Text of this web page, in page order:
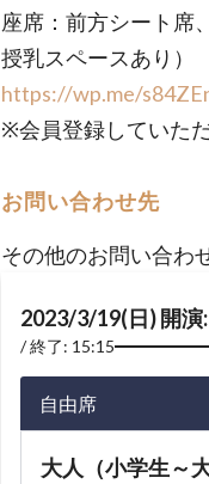
座席：前方シート席
授乳スペースあり）
https://wp.me/
※会員登録していた
お問い合わせ先
その他のお問い合わ
2023/3/19(日) 開演
終了: 15:15
自由席
大人（小学生～大